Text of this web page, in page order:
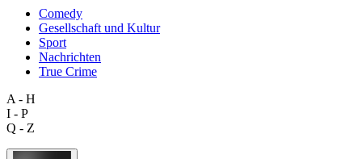
Comedy
Gesellschaft und Kultur
Sport
Nachrichten
True Crime
A - H
I - P
Q - Z